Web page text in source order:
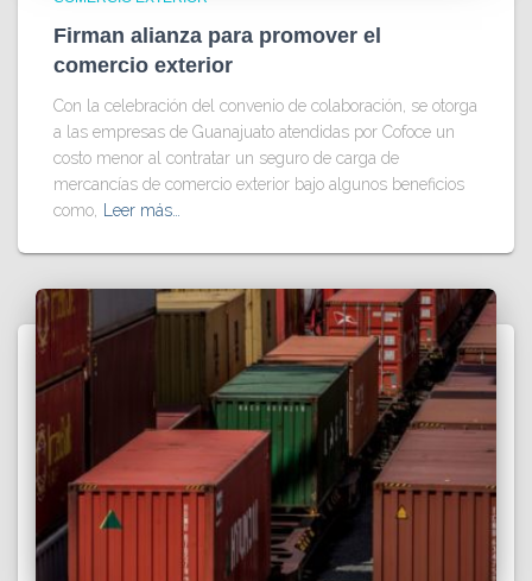
Firman alianza para promover el
comercio exterior
Con la celebración del convenio de colaboración, se otorga
a las empresas de Guanajuato atendidas por Cofoce un
costo menor al contratar un seguro de carga de
mercancías de comercio exterior bajo algunos beneficios
como, Leer más…